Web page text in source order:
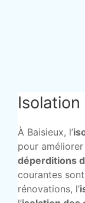
À Baisieux, l’
pour
déperditions
courantes sont
rénovations, l’